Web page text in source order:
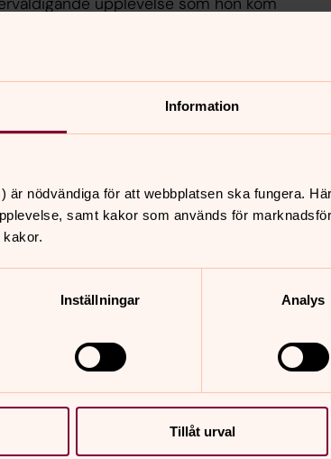
Information
är nödvändiga för att webbplatsen ska fungera.
samt kakor som används för
Inställningar Analys
Tillåt urval
men sedan en tid tillbaka
Victoria återser hotellrummet där
nu genomgår sina egna transitioner,
kroppar och minnen. Trans
filmer från tiden för operationen
skildrar den hårda men på samma
vård.
är en omskakande och
som sviker.